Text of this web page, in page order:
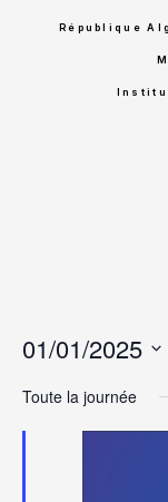
République
01/01/2025
une
date.
Toute la journée